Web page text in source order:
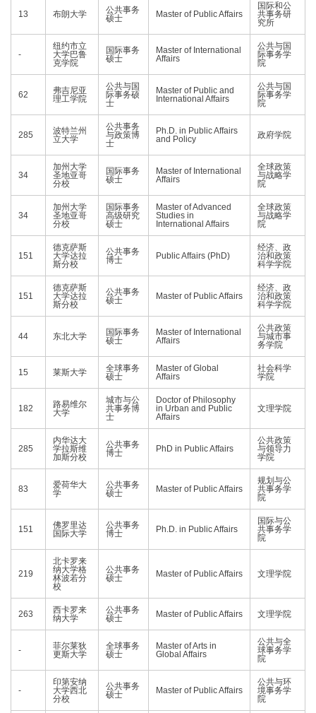
13 布朗大学
公共事务
硕士
Master of Public Affairs
国际和公
共事务研
究所
-
纽约市立
大学巴鲁
克学院
国际事务
硕士
Master of International
Affairs
公共与国
际事务学
院
62
弗吉尼亚
理工学院
公共与国
际事务硕
士
Master of Public and
International Affairs
公共与国
际事务学
院
285
波特兰州
立大学
公共事务
与政策博
士
Ph.D. in Public Affairs
and Policy
政府学院
34
加州大学
圣地亚哥
分校
国际事务
硕士
Master of International
Affairs
全球政策
与战略学
院
34
加州大学
圣地亚哥
分校
国际事务
高级研究
硕士
Master of Advanced
Studies in
International Affairs
全球政策
与战略学
院
151
德克萨斯
大学达拉
斯分校
公共事务
博士
Public Affairs (PhD)
经济、政
治和政策
科学学院
151
德克萨斯
大学达拉
斯分校
公共事务
硕士
Master of Public Affairs
经济、政
治和政策
科学学院
44 东北大学
国际事务
硕士
Master of International
Affairs
公共政策
与城市事
务学院
15 莱斯大学
全球事务
硕士
Master of Global
Affairs
社会科学
学院
182
路易维尔
大学
城市与公
共事务博
士
Doctor of Philosophy
in Urban and Public
Affairs
文理学院
285
内华达大
学拉斯维
加斯分校
公共事务
博士
PhD in Public Affairs
公共政策
与领导力
学院
83
爱荷华大
学
公共事务
硕士
Master of Public Affairs
规划与公
共事务学
院
151
佛罗里达
国际大学
公共事务
博士
Ph.D. in Public Affairs
国际与公
共事务学
院
219
北卡罗来
纳大学格
林波若分
校
公共事务
硕士
Master of Public Affairs 文理学院
263
西卡罗来
纳大学
公共事务
硕士
Master of Public Affairs 文理学院
-
菲尔莱狄
更斯大学
全球事务
硕士
Master of Arts in
Global Affairs
公共与全
球事务学
院
-
印第安纳
大学西北
分校
公共事务
硕士
Master of Public Affairs
公共与环
境事务学
院